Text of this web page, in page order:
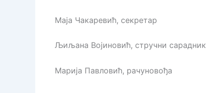
Маја Чакаревић, секретар
Љиљана Војиновић, стручни сарадник
Марија Павловић, рачуновођа